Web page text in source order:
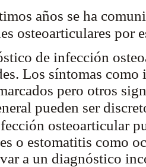
años se ha
osteoarticulares por
de infección
Los síntomas
pero otros
pueden ser
osteoarticular
o estomatitis como
a un diagnóstico